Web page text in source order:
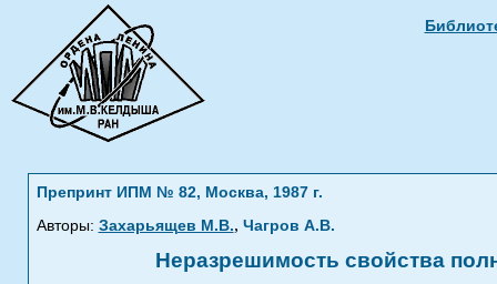
Препринт ИПМ № 82, Москва, 1987 г.
Авторы: Захарьящев М.В., Чагров А.В.
Неразрешимость свойства